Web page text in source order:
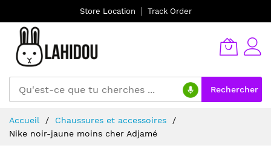
Store Location Track Order
Rechercher
au
contenu
Accueil
Chaussures et accessoires
Nike noir-jaune moins cher Adjamé